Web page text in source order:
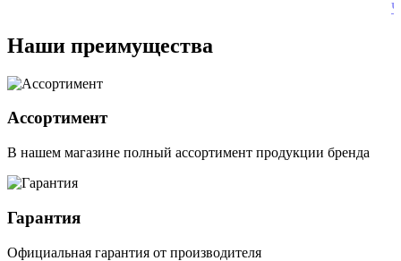
Наши преимущества
Ассортимент
В нашем магазине полный ассортимент продукции бренда
Гарантия
Официальная гарантия от производителя